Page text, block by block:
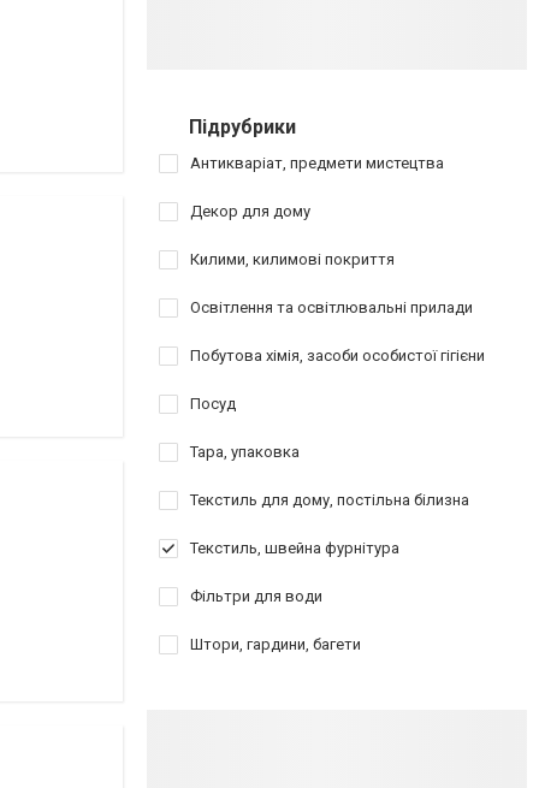
Підрубрики
Антикваріат, предмети мистецтва
Декор для дому
Килими, килимові покриття
Освітлення та освітлювальні прилади
Побутова хімія, засоби особистої гігієни
Посуд
Тара, упаковка
Текстиль для дому, постільна білизна
Текстиль, швейна фурнітура
Фільтри для води
Штори, гардини, багети